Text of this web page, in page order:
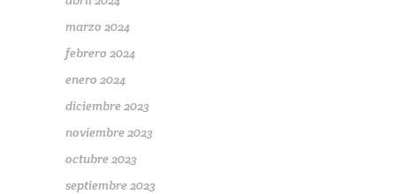
marzo 2024
febrero 2024
enero 2024
diciembre 2023
noviembre 2023
octubre 2023
septiembre 2023